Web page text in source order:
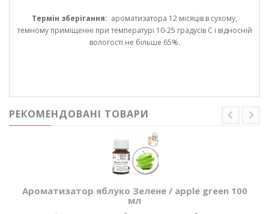
Термін зберігання: ароматизатора 12 місяців в сухому,
темному приміщенні при температурі 10-25 градусів С і відносній
вологості не більше 65%.
РЕКОМЕНДОВАНІ ТОВАРИ
Ароматизатор яблуко Зелене / apple green 100
мл